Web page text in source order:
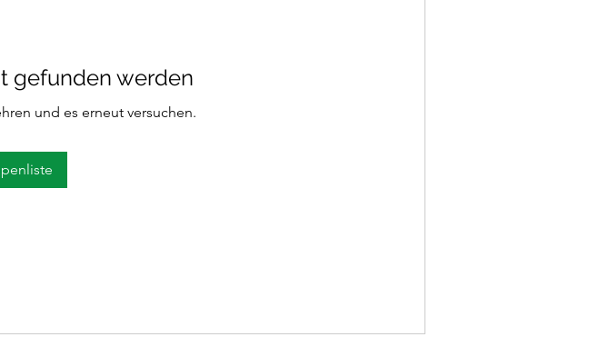
gefunden werden
und es erneut versuchen.